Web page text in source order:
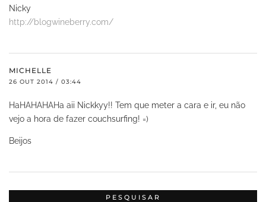
Nicky
http://blogwineberry.com/
MICHELLE
26 OUT 2014 / 03:44
HaHAHAHAHa aii Nickkyy!! Tem que meter a cara e ir, eu não
vejo a hora de fazer couchsurfing! =)
Beijos
PESQUISAR